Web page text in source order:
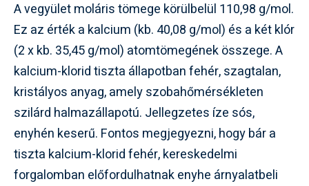
A vegyület moláris tömege körülbelül 110,98 g/mol.
Ez az érték a kalcium (kb. 40,08 g/mol) és a két klór
(2 x kb. 35,45 g/mol) atomtömegének összege. A
kalcium-klorid tiszta állapotban fehér, szagtalan,
kristályos anyag, amely szobahőmérsékleten
szilárd halmazállapotú. Jellegzetes íze sós,
enyhén keserű. Fontos megjegyezni, hogy bár a
tiszta kalcium-klorid fehér, kereskedelmi
forgalomban előfordulhatnak enyhe árnyalatbeli